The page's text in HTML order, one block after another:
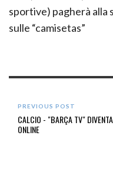
sportive) pagherà alla
sulle “camisetas”
PREVIOUS POST
CALCIO - "BARÇA TV" DIVENTA
ONLINE